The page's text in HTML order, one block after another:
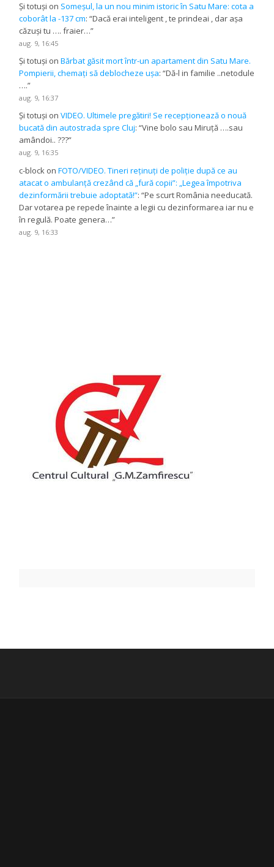
Și totuși on Someșul, la un nou minim istoric în Satu Mare: cota a
coborât la -137 cm: “Dacă erai inteligent , te prindeai , dar așa
căzuși tu …. fraier…”
aug. 9, 16:45
Și totuși onBărbat găsit mort într-un apartament din Satu Mare.
Pompierii, chemați să deblocheze ușa: “Dă-l in familie ..netodule
….”
aug. 9, 16:37
Și totuși onVIDEO. Ultimele pregătiri! Se recepționează o nouă
bucată din autostrada spre Cluj: “Vine bolo sau Miruță ….sau
amândoi.. ???”
aug. 9, 16:35
c-block onFOTO/VIDEO. Tineri reținuți de poliție după ce au
atacat o ambulanță crezând că „fură copii”: „Legea împotriva
dezinformării trebuie adoptată!”: “Pe scurt România needucată.
Dar votarea pe repede înainte a legii cu dezinformarea iar nu e
în regulă. Poate genera…”
aug. 9, 16:33